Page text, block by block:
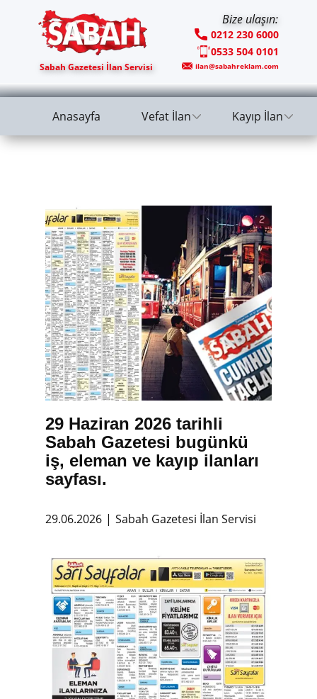
Bize ulaşın:
0212 230 6000
0533 504 0101
Sabah Gazetesi İlan Servisi ilan@sabahreklam.com
Anasayfa Vefat İlan Kayıp İlan
29 Haziran 2026 tarihli
Sabah Gazetesi bugünkü
iş, eleman ve kayıp ilanları
sayfası.
29.06.2026 Sabah Gazetesi İlan Servisi